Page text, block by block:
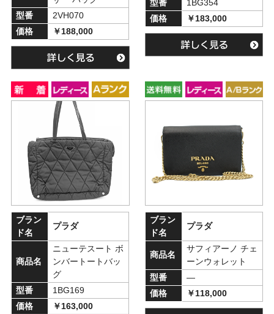
型番
2VH070
価格
￥188,000
型番
1BG354
価格
￥183,000
ブラン
ド名
プラダ
商品名
ニューテスート ボ
ンバートートバッ
グ
型番
1BG169
価格
￥163,000
ブラン
ド名
プラダ
商品名
サフィアーノ チェ
ーンウォレット
型番
―
価格
￥118,000